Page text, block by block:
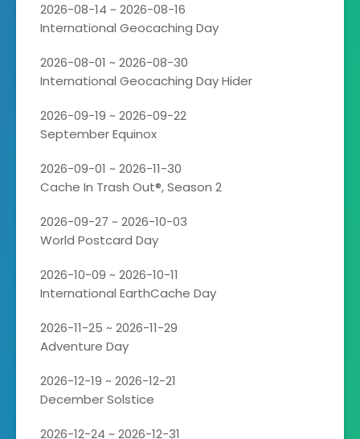
2026-08-14 ~ 2026-08-16
International Geocaching Day
2026-08-01 ~ 2026-08-30
International Geocaching Day Hider
2026-09-19 ~ 2026-09-22
September Equinox
2026-09-01 ~ 2026-11-30
Cache In Trash Out®, Season 2
2026-09-27 ~ 2026-10-03
World Postcard Day
2026-10-09 ~ 2026-10-11
International EarthCache Day
2026-11-25 ~ 2026-11-29
Adventure Day
2026-12-19 ~ 2026-12-21
December Solstice
2026-12-24 ~ 2026-12-31